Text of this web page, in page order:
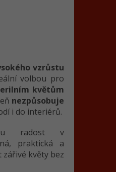
vzrůstu
volbou pro
květům
nezpůsobuje
i do interiérů.
radost v
praktická a
květy bez